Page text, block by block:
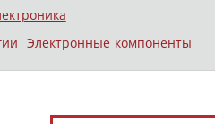
Электронные компоненты